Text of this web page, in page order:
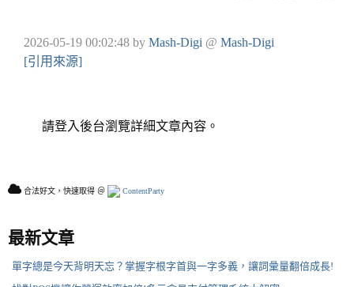
2026-05-19 00:02:48 by Mash-Digi @ Mash-Digi
[引用來源]
請登入後台瀏覽詳細文章內容。
合法好文，快速取得 ＠ ContentParty
最新文章
單字總是今天背明天忘？掌握字根字首與一字多義，讓詞彙量翻倍成長!